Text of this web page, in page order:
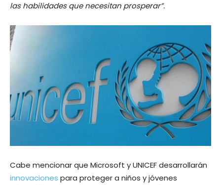
las habilidades que necesitan prosperar”.
Cabe mencionar que Microsoft y UNICEF desarrollarán
innovaciones para proteger a niños y jóvenes